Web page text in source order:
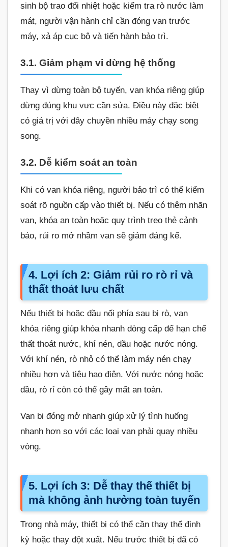
sinh bộ trao đổi nhiệt hoặc kiểm tra rò nước làm
mát, người vận hành chỉ cần đóng van trước
máy, xả áp cục bộ và tiến hành bảo trì.
3.1. Giảm phạm vi dừng hệ thống
Thay vì dừng toàn bộ tuyến, van khóa riêng giúp
dừng đúng khu vực cần sửa. Điều này đặc biệt
có giá trị với dây chuyền nhiều máy chạy song
song.
3.2. Dễ kiểm soát an toàn
Khi có van khóa riêng, người bảo trì có thể kiểm
soát rõ nguồn cấp vào thiết bị. Nếu có thêm nhãn
van, khóa an toàn hoặc quy trình treo thẻ cảnh
báo, rủi ro mở nhầm van sẽ giảm đáng kể.
4. Lợi ích 2: Giảm rủi ro rò rỉ và
thất thoát lưu chất
Nếu thiết bị hoặc đầu nối phía sau bị rò, van
khóa riêng giúp khóa nhanh dòng cấp để hạn chế
thất thoát nước, khí nén, dầu hoặc nước nóng.
Với khí nén, rò nhỏ có thể làm máy nén chạy
nhiều hơn và tiêu hao điện. Với nước nóng hoặc
dầu, rò rỉ còn có thể gây mất an toàn.
Van bi đóng mở nhanh giúp xử lý tình huống
nhanh hơn so với các loại van phải quay nhiều
vòng.
5. Lợi ích 3: Dễ thay thế thiết bị
mà không ảnh hưởng toàn tuyến
Trong nhà máy, thiết bị có thể cần thay thế định
kỳ hoặc thay đột xuất. Nếu trước thiết bị đã có